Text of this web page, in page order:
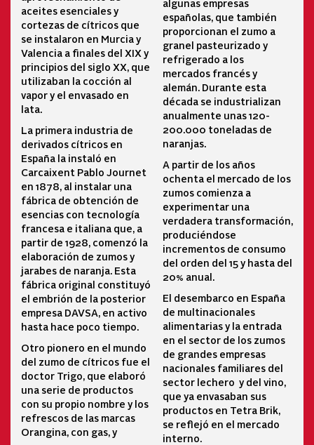
aceites esenciales y
cortezas de cítricos que
se instalaron en Murcia y
Valencia a finales del XIX y
principios del siglo XX, que
utilizaban la cocción al
vapor y el envasado en
lata.
La primera industria de
derivados cítricos en
España la instaló en
Carcaixent Pablo Journet
en 1878, al instalar una
fábrica de obtención de
esencias con tecnología
francesa e italiana que, a
partir de 1928, comenzó la
elaboración de zumos y
jarabes de naranja. Esta
fábrica original constituyó
el embrión de la posterior
empresa DAVSA, en activo
hasta hace poco tiempo.
Otro pionero en el mundo
del zumo de cítricos fue el
doctor Trigo, que elaboró
una serie de productos
con su propio nombre y los
refrescos de las marcas
Orangina, con gas, y
algunas empresas
españolas, que también
proporcionan el zumo a
granel pasteurizado y
refrigerado a los
mercados francés y
alemán. Durante esta
década se industrializan
anualmente unas 120-
200.000 toneladas de
naranjas.
A partir de los años
ochenta el mercado de los
zumos comienza a
experimentar una
verdadera transformación,
produciéndose
incrementos de consumo
del orden del 15 y hasta del
20% anual.
El desembarco en España
de multinacionales
alimentarias y la entrada
en el sector de los zumos
de grandes empresas
nacionales familiares del
sector lechero y del vino,
que ya envasaban sus
productos en Tetra Brik,
se reflejó en el mercado
interno.